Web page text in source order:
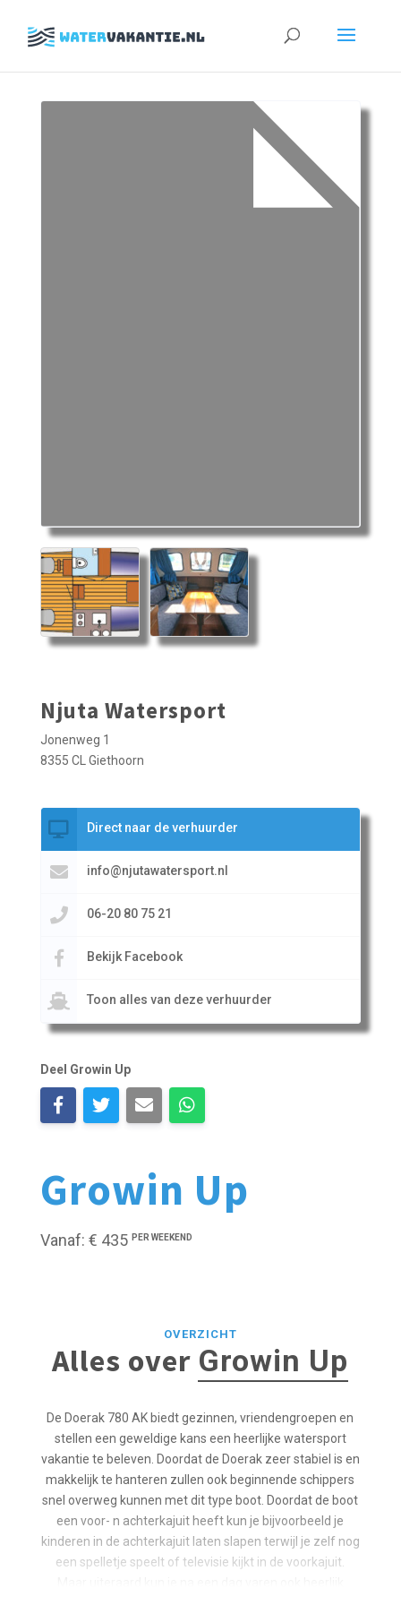
Zoeken
Growin Up
Vanaf: € 435 PER WEEKEND
Njuta Watersport
Jonenweg 1
8355 CL Giethoorn
Direct naar de verhuurder
info@njutawatersport.nl
06-20 80 75 21
Bekijk Facebook
Toon alles van deze verhuurder
Deel Growin Up
OVERZICHT
Alles over Growin Up
De Doerak 780 AK biedt gezinnen, vriendengroepen en
stellen een geweldige kans een heerlijke watersport
vakantie te beleven. Doordat de Doerak zeer stabiel is en
makkelijk te hanteren zullen ook beginnende schippers
snel overweg kunnen met dit type boot. Doordat de boot
een voor- n achterkajuit heeft kun je bijvoorbeeld je
kinderen in de achterkajuit laten slapen terwijl je zelf nog
een spelletje speelt of televisie kijkt in de voorkajuit.